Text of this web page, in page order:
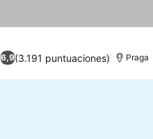
6,9(3.191 puntuaciones) Praga